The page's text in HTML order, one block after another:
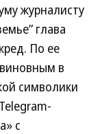
журналисту
глава
По ее
в
символики
с